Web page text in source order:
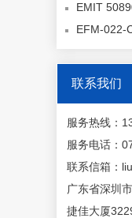
EMIT 50890兆欧表测试大型材
EFM-022-CPS
联系我们
服务热线：
服务电话：
联系信箱：
广东省深圳
捷佳大厦